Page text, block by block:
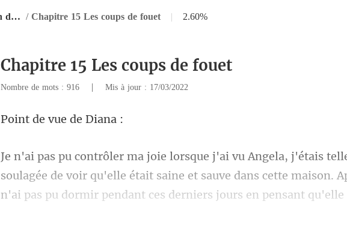
Son esclave, sa compagne non désirée / Chapitre 15 Les coups de fouet | 2.60%
Chapitre 15 Les coups de fouet
Nombre de mots : 916 | Mis à jour : 17/03/2022
e vue d
aine et sauve dans cette maison.
n'ai pas pu dormir pendant ces derniers jours en pensant qu